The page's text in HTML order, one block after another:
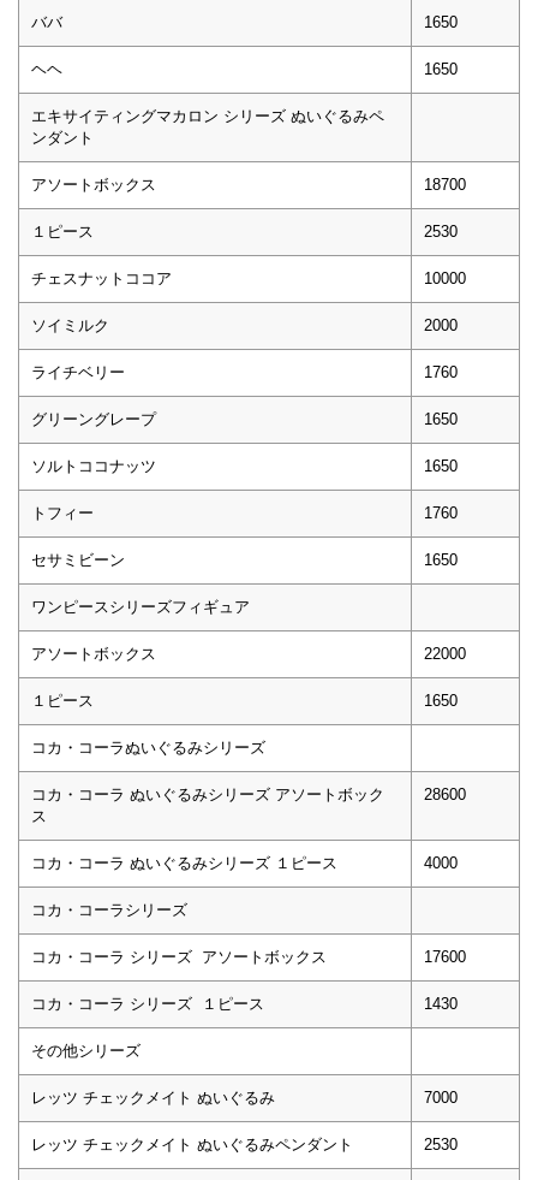
ババ 1650
ヘヘ 1650
エキサイティングマカロン シリーズ ぬいぐるみペ
ンダント
アソートボックス 18700
１ピース 2530
チェスナットココア 10000
ソイミルク 2000
ライチベリー 1760
グリーングレープ 1650
ソルトココナッツ 1650
トフィー 1760
セサミビーン 1650
ワンピースシリーズフィギュア
アソートボックス 22000
１ピース 1650
コカ・コーラぬいぐるみシリーズ
コカ・コーラ ぬいぐるみシリーズ アソートボック
ス
28600
コカ・コーラ ぬいぐるみシリーズ １ピース 4000
コカ・コーラシリーズ
コカ・コーラ シリーズ アソートボックス 17600
コカ・コーラ シリーズ １ピース 1430
その他シリーズ
レッツ チェックメイト ぬいぐるみ 7000
レッツ チェックメイト ぬいぐるみペンダント 2530